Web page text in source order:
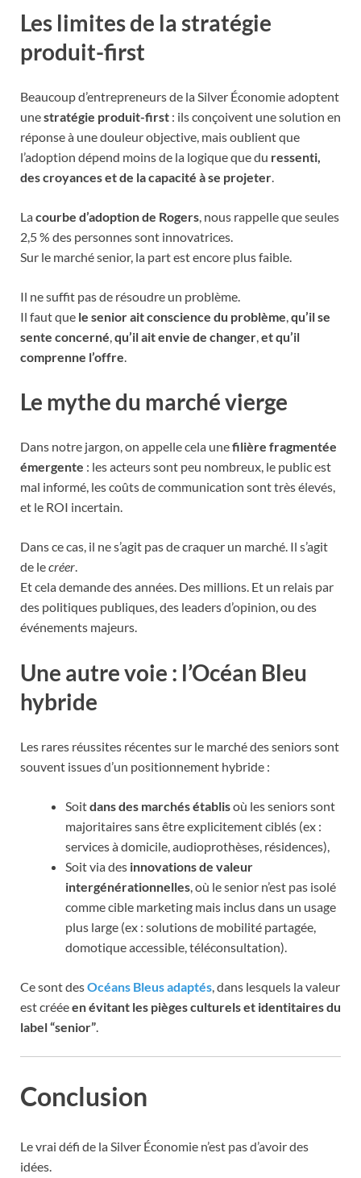
Les limites de la stratégie
produit-first
Beaucoup d’entrepreneurs de la Silver Économie adoptent
unestratégie produit-first : ils conçoivent une solution en
réponse à une douleur objective, mais oublient que
l’adoption dépend moins de la logique que du ressenti,
des croyances et de la capacité à se projeter.
Lacourbe d’adoption de Rogers, nous rappelle que seules
2,5 % des personnes sont innovatrices.
Sur le marché senior, la part est encore plus faible.
Il ne suffit pas de résoudre un problème.
Il faut que le senior ait conscience du problème,qu’il se
sente concerné,qu’il ait envie de changer,et qu’il
comprenne l’offre.
Le mythe du marché vierge
Dans notre jargon, on appelle cela unefilière fragmentée
émergente : les acteurs sont peu nombreux, le public est
mal informé, les coûts de communication sont très élevés,
et le ROI incertain.
Dans ce cas, il ne s’agit pas de craquer un marché. Il s’agit
de lecréer.
Et cela demande des années. Des millions. Et un relais par
des politiques publiques, des leaders d’opinion, ou des
événements majeurs.
Une autre voie : l’Océan Bleu
hybride
Les rares réussites récentes sur le marché des seniors sont
souvent issues d’un positionnement hybride :
Soitdans des marchés établisoù les seniors sont
majoritaires sans être explicitement ciblés (ex :
services à domicile, audioprothèses, résidences),
Soit via des innovations de valeur
intergénérationnelles , où le senior n’est pas isolé
comme cible marketing mais inclus dans un usage
plus large (ex : solutions de mobilité partagée,
domotique accessible, téléconsultation).
Ce sont desOcéans Bleus adaptés , dans lesquels la valeur
est crééeen évitant les pièges culturels et identitaires du
label “senior”
Conclusion
Le vrai défi de la Silver Économie n’est pas d’avoir des
idées.